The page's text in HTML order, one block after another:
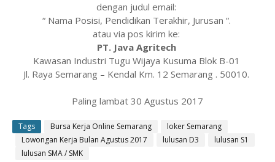
dengan judul email:
“ Nama Posisi, Pendidikan Terakhir, Jurusan “.
atau via pos kirim ke:
PT. Java Agritech
Kawasan Industri Tugu Wijaya Kusuma Blok B-01
Jl. Raya Semarang – Kendal Km. 12 Semarang . 50010.
Paling lambat 30 Agustus 2017
Tags Bursa Kerja Online Semarang
loker Semarang
Lowongan Kerja Bulan Agustus 2017
lulusan D3
lulusan S1
lulusan SMA / SMK